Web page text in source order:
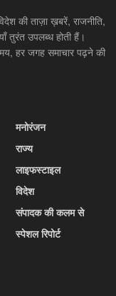
की ताज़ा ख़बरें, राजनीति,
तुरंत उपलब्ध होती हैं।
हर जगह समाचार पढ़ने की
मनोरंजन
राज्य
लाइफस्टाइल
विदेश
संपादक की कलम से
स्पेशल रिपोर्ट